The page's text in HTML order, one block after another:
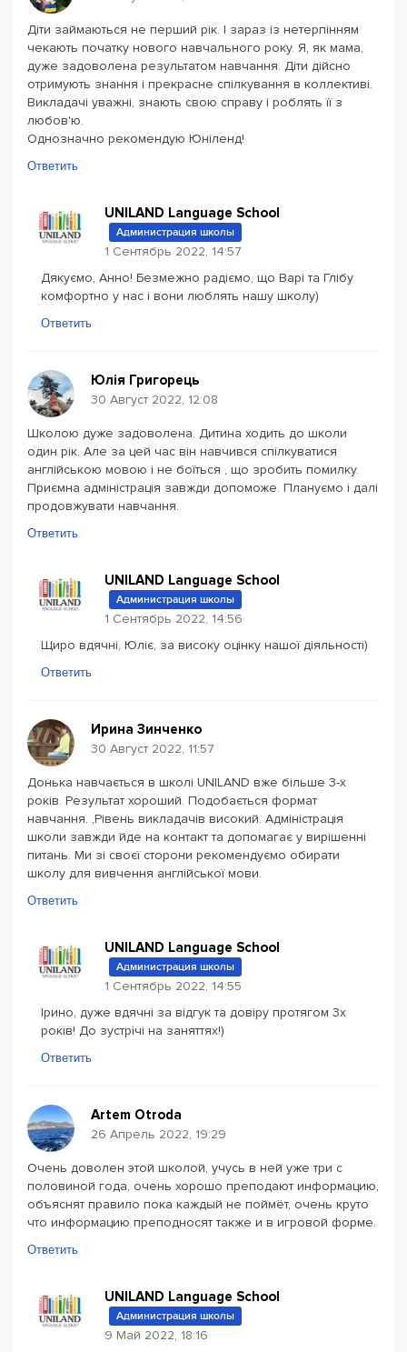
Діти займаються не перший рік. І зараз із нетерпінням
чекають початку нового навчального року. Я, як мама,
дуже задоволена результатом навчання. Діти дійсно
отримують знання і прекрасне спілкування в коллективі.
Викладачі уважні, знають свою справу і роблять її з
любов'ю.
Однозначно рекомендую Юніленд!
Ответить
UNILAND Language School
Администрация школы
1 Сентябрь 2022, 14:57
Дякуємо, Анно! Безмежно радіємо, що Варі та Глібу
комфортно у нас і вони люблять нашу школу)
Ответить
Юлія Григорець
30 Август 2022, 12:08
Школою дуже задоволена. Дитина ходить до школи
один рік. Але за цей час він навчився спілкуватися
англійською мовою і не боїться , що зробить помилку.
Приємна адміністрація завжди допоможе. Плануємо і далі
продовжувати навчання.
Ответить
UNILAND Language School
Администрация школы
1 Сентябрь 2022, 14:56
Щиро вдячні, Юліє, за високу оцінку нашої діяльності)
Ответить
Ирина Зинченко
30 Август 2022, 11:57
Донька навчається в школі UNILAND вже більше 3-х
років. Результат хороший. Подобається формат
навчання. ,Рівень викладачів високий. Адміністрація
школи завжди йде на контакт та допомагає у вирішенні
питань. Ми зі своєї сторони рекомендуємо обирати
школу для вивчення англійської мови.
Ответить
UNILAND Language School
Администрация школы
1 Сентябрь 2022, 14:55
Ірино, дуже вдячні за відгук та довіру протягом 3х
років! До зустрічі на заняттях!)
Ответить
Artem Otroda
26 Апрель 2022, 19:29
Очень доволен этой школой, учусь в ней уже три с
половиной года, очень хорошо преподают информацию,
объяснят правило пока каждый не поймёт, очень круто
что информацию преподносят также и в игровой форме.
Ответить
UNILAND Language School
Администрация школы
9 Май 2022, 18:16